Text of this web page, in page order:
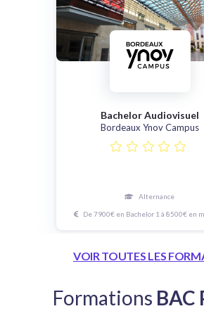
Bachelor Audiovisuel
Bordeaux Ynov Campus
Alternance
De 7900€ en Bachelor 1 à 8500€ en
VOIR TOUTES LES
Formations BAC